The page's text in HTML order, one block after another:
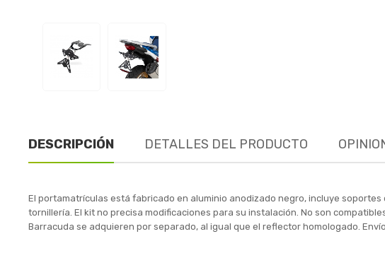
DESCRIPCIÓN DETALLES DEL PRODUCTO
El portamatrículas está fabricado en aluminio anodizado negro, incluye
tornillería. El kit no precisa modificaciones para su instalación. No son
Barracuda se adquieren por separado, al igual que el reflector homologado.